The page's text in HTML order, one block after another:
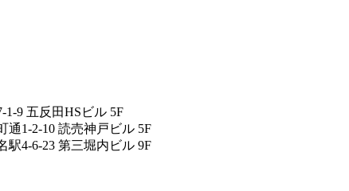
9 五反田HSビル 5F
1-2-10 読売神戸ビル 5F
駅4-6-23 第三堀内ビル 9F